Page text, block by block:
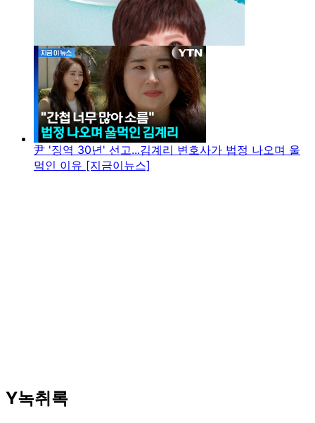
尹 '징역 30년' 선고...김계리 변호사가 법정 나오며 울
먹인 이유 [지금이뉴스]
Y녹취록